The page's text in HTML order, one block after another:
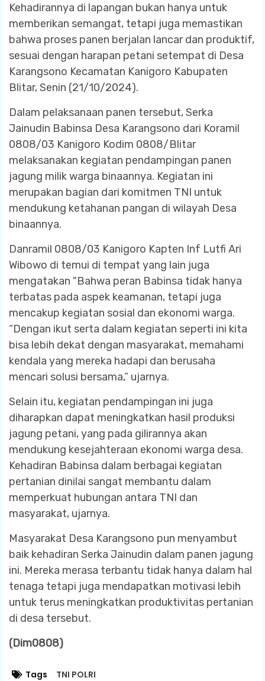
Kehadirannya di lapangan bukan hanya untuk
memberikan semangat, tetapi juga memastikan
bahwa proses panen berjalan lancar dan produktif,
sesuai dengan harapan petani setempat di Desa
Karangsono Kecamatan Kanigoro Kabupaten
Blitar, Senin (21/10/2024).
Dalam pelaksanaan panen tersebut, Serka
Jainudin Babinsa Desa Karangsono dari Koramil
0808/03 Kanigoro Kodim 0808/Blitar
melaksanakan kegiatan pendampingan panen
jagung milik warga binaannya. Kegiatan ini
merupakan bagian dari komitmen TNI untuk
mendukung ketahanan pangan di wilayah Desa
binaannya.
Danramil 0808/03 Kanigoro Kapten Inf Lutfi Ari
Wibowo di temui di tempat yang lain juga
mengatakan "Bahwa peran Babinsa tidak hanya
terbatas pada aspek keamanan, tetapi juga
mencakup kegiatan sosial dan ekonomi warga.
“Dengan ikut serta dalam kegiatan seperti ini kita
bisa lebih dekat dengan masyarakat, memahami
kendala yang mereka hadapi dan berusaha
mencari solusi bersama,” ujarnya.
Selain itu, kegiatan pendampingan ini juga
diharapkan dapat meningkatkan hasil produksi
jagung petani, yang pada gilirannya akan
mendukung kesejahteraan ekonomi warga desa.
Kehadiran Babinsa dalam berbagai kegiatan
pertanian dinilai sangat membantu dalam
memperkuat hubungan antara TNI dan
masyarakat, ujarnya.
Masyarakat Desa Karangsono pun menyambut
baik kehadiran Serka Jainudin dalam panen jagung
ini. Mereka merasa terbantu tidak hanya dalam hal
tenaga tetapi juga mendapatkan motivasi lebih
untuk terus meningkatkan produktivitas pertanian
di desa tersebut.
(Dim0808)
Tags TNI POLRI